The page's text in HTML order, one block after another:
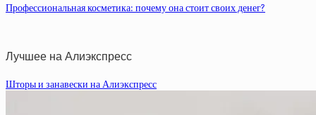
Профессиональная косметика: почему она стоит своих денег?
Лучшее на Алиэкспресс
Шторы и занавески на Алиэкспресс